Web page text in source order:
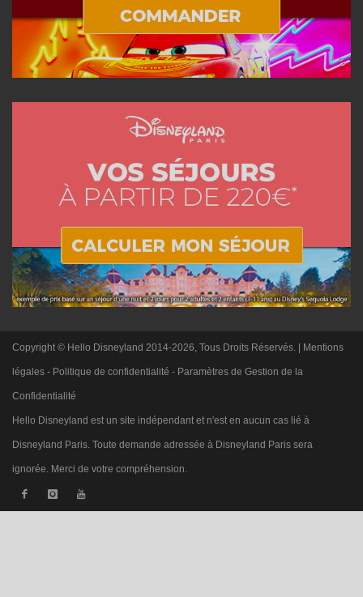
Copyright © Hello Disneyland 2014-2026, Tous Droits Réservés. | Mentions
légales - Politique de confidentialité - Paramètres de Gestion de la
Confidentialité
Hello Disneyland est un site indépendant et n'est en aucun cas lié à
Disneyland Paris. Toute demande adressée à Disneyland Paris sera
ignorée. Merci de votre compréhension.